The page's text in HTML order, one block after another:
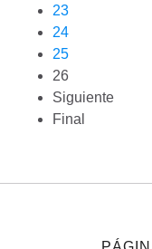
23
24
25
26
Siguiente
Final